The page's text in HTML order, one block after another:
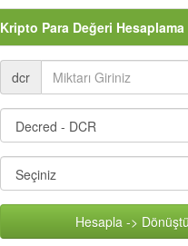
Kripto Para Değeri Hesaplama
dcr
Hesapla ->